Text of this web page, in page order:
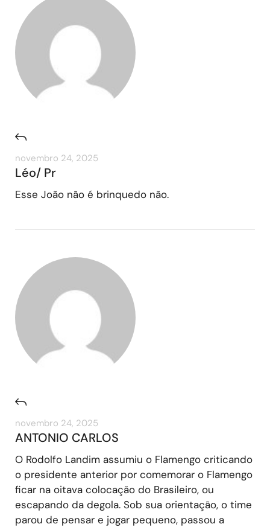
novembro 24, 2025
Léo/ Pr
Esse João não é brinquedo não.
novembro 24, 2025
ANTONIO CARLOS
O Rodolfo Landim assumiu o Flamengo criticando
o presidente anterior por comemorar o Flamengo
ficar na oitava colocação do Brasileiro, ou
escapando da degola. Sob sua orientação, o time
parou de pensar e jogar pequeno, passou a